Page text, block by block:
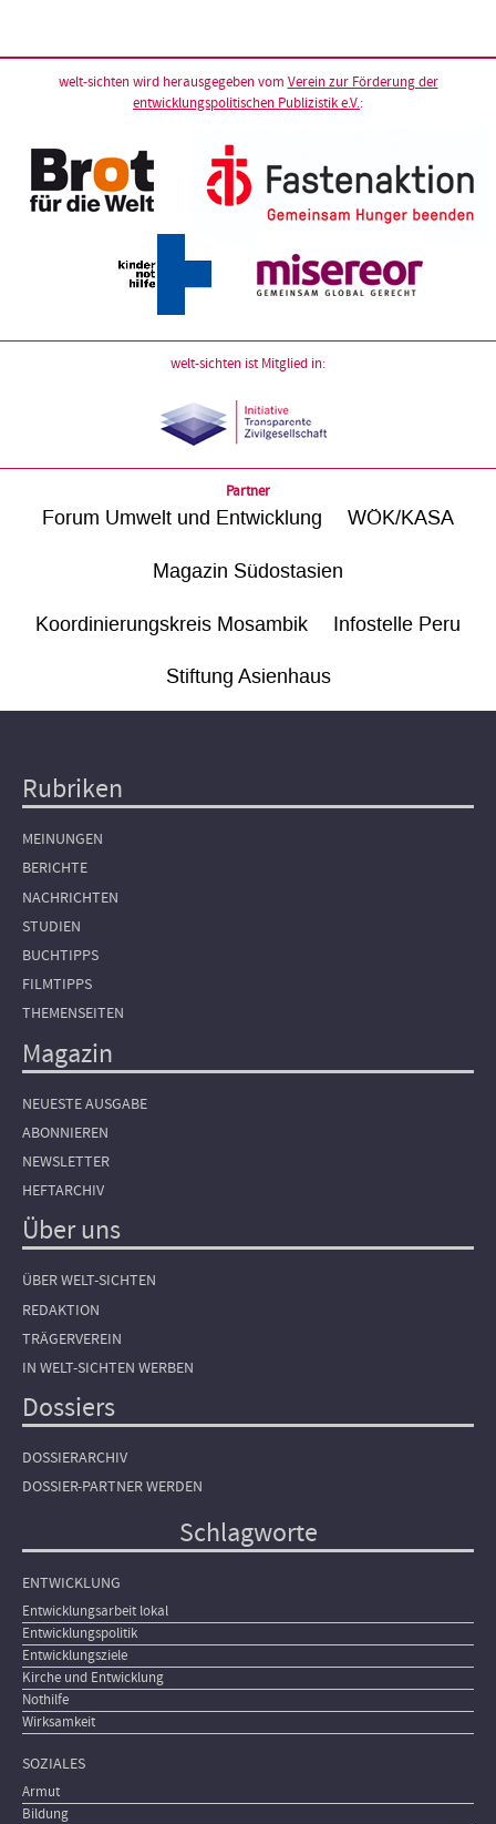
welt-sichten wird herausgegeben vom Verein zur Förderung der
entwicklungspolitischen Publizistik e.V.:
welt-sichten ist Mitglied in:
Partner
Forum Umwelt und Entwicklung WÖK/KASA
Magazin Südostasien
Koordinierungskreis Mosambik Infostelle Peru
Stiftung Asienhaus
Hauptnavigation
Rubriken
MEINUNGEN
BERICHTE
NACHRICHTEN
STUDIEN
BUCHTIPPS
FILMTIPPS
THEMENSEITEN
Magazin
NEUESTE AUSGABE
ABONNIEREN
NEWSLETTER
HEFTARCHIV
Über uns
ÜBER WELT-SICHTEN
REDAKTION
TRÄGERVEREIN
IN WELT-SICHTEN WERBEN
Dossiers
DOSSIERARCHIV
DOSSIER-PARTNER WERDEN
Schlagworte
ENTWICKLUNG
Entwicklungsarbeit lokal
Entwicklungspolitik
Entwicklungsziele
Kirche und Entwicklung
Nothilfe
Wirksamkeit
SOZIALES
Armut
Bildung